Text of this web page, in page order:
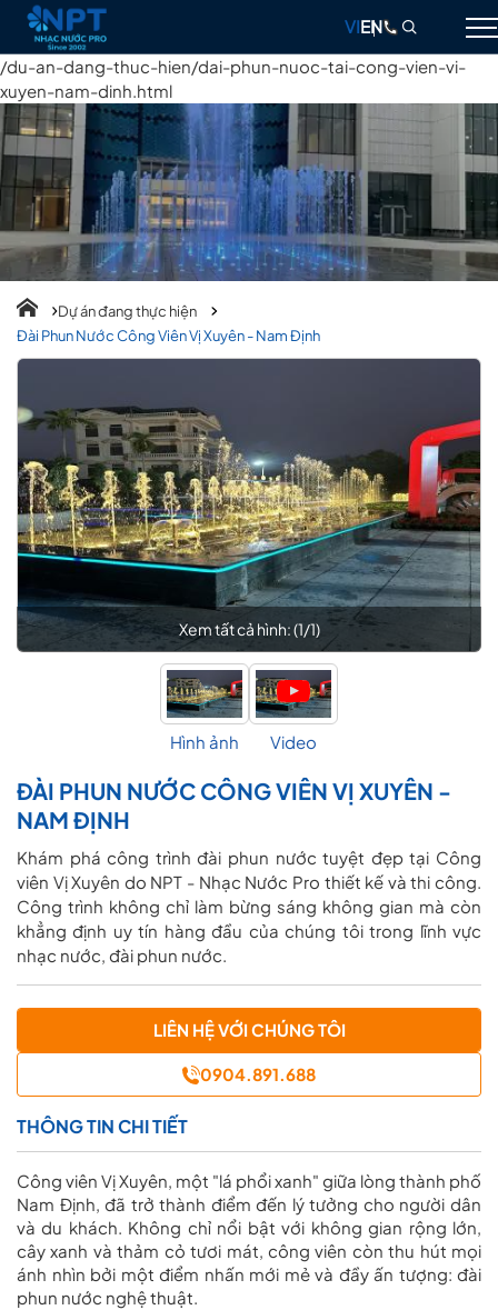
GIỚI THIỆU
NHẠC NƯỚC
ĐÀI PHUN NƯỚC
THIẾT BỊ
DỰ ÁN
THIẾT KẾ & THI CÔNG
LIÊN HỆ
VIEN
/du-an-dang-thuc-hien/dai-phun-nuoc-tai-cong-vien-vi-
xuyen-nam-dinh.html
Dự án đang thực hiện
Đài Phun Nước Công Viên Vị Xuyên - Nam Định
Xem tất cả hình: (1/1)
Hình ảnh Video
ĐÀI PHUN NƯỚC CÔNG VIÊN VỊ XUYÊN -
NAM ĐỊNH
Khám phá công trình đài phun nước tuyệt đẹp tại Công
viên Vị Xuyên do NPT - Nhạc Nước Pro thiết kế và thi công.
Công trình không chỉ làm bừng sáng không gian mà còn
khẳng định uy tín hàng đầu của chúng tôi trong lĩnh vực
nhạc nước, đài phun nước.
LIÊN HỆ VỚI CHÚNG TÔI
0904.891.688
THÔNG TIN CHI TIẾT
Công viên Vị Xuyên, một "lá phổi xanh" giữa lòng thành phố
Nam Định, đã trở thành điểm đến lý tưởng cho người dân
và du khách. Không chỉ nổi bật với không gian rộng lớn,
cây xanh và thảm cỏ tươi mát, công viên còn thu hút mọi
ánh nhìn bởi một điểm nhấn mới mẻ và đầy ấn tượng: đài
phun nước nghệ thuật.